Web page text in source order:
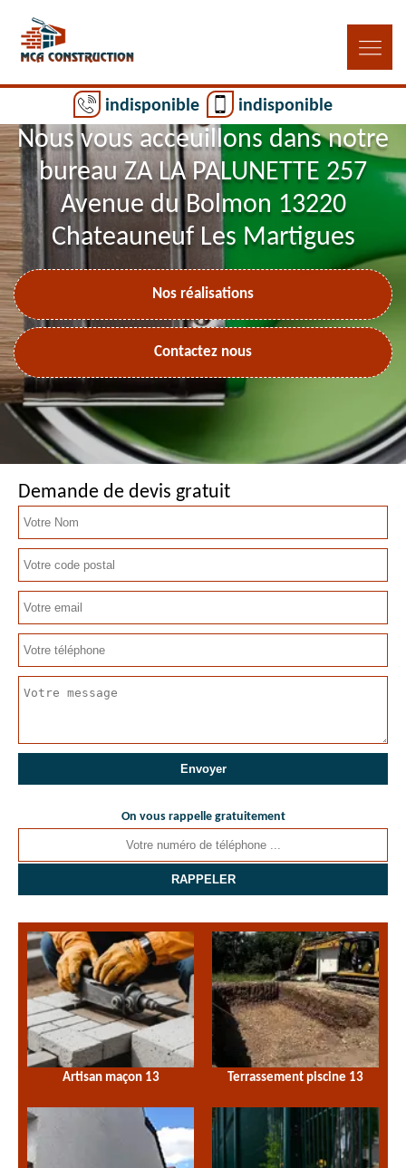
indisponible indisponible
Nous vous acceuillons dans notre
bureau ZA LA PALUNETTE 257
Avenue du Bolmon 13220
Chateauneuf Les Martigues
Nos réalisations
Contactez nous
Demande de devis gratuit
On vous rappelle gratuitement
Artisan maçon 13 Terrassement piscine 13